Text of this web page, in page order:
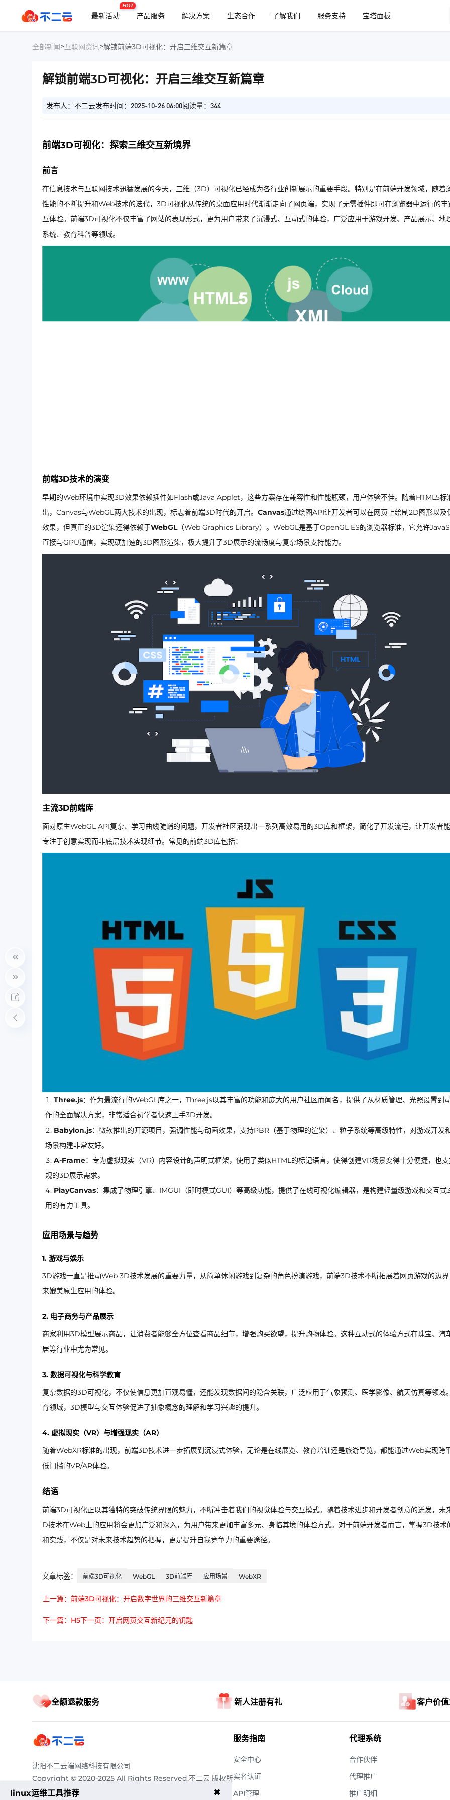
最新活动
HOT
产品服务 解决方案 生态合作 了解我们 服务支持 宝塔面板
全部新闻>互联网资讯>解锁前端3D可视化：开启三维交互新篇章
解锁前端3D可视化：开启三维交互新篇章
发布人：不二云发布时间：2025-10-26 06:00阅读量：344
前端3D可视化：探索三维交互新境界
前言
在信息技术与互联网技术迅猛发展的今天，三维（3D）可视化已经成为各行业创新展示的重要手段。特别是在前端开发领域，随着
性能的不断提升和Web技术的迭代，3D可视化从传统的桌面应用时代渐渐走向了网页端，实现了无需插件即可在浏览器中运行的丰
互体验。前端3D可视化不仅丰富了网站的表现形式，更为用户带来了沉浸式、互动式的体验，广泛应用于游戏开发、产品展示、地
系统、教育科普等领域。
前端3D技术的演变
早期的Web环境中实现3D效果依赖插件如Flash或Java Applet，这些方案存在兼容性和性能瓶颈，用户体验不佳。随着HTML5标
出，Canvas与WebGL两大技术的出现，标志着前端3D时代的开启。 Canvas通过绘图API让开发者可以在网页上绘制2D图形以及
效果，但真正的3D渲染还得依赖于WebGL（Web Graphics Library）。WebGL是基于OpenGL ES的浏览器标准，它允许
直接与GPU通信，实现硬加速的3D图形渲染，极大提升了3D展示的流畅度与复杂场景支持能力。
主流3D前端库
面对原生WebGL API复杂、学习曲线陡峭的问题，开发者社区涌现出一系列高效易用的3D库和框架，简化了开发流程，让开发者
专注于创意实现而非底层技术实现细节。常见的前端3D库包括：
Three.js：作为最流行的WebGL库之一，Three.js以其丰富的功能和庞大的用户社区而闻名，提供了从材质管理、光照设置到
作的全面解决方案，非常适合初学者快速上手3D开发。
Babylon.js：微软推出的开源项目，强调性能与动画效果，支持PBR（基于物理的渲染）、粒子系统等高级特性，对游戏开发
场景构建非常友好。
A-Frame：专为虚拟现实（VR）内容设计的声明式框架，使用了类似HTML的标记语言，使得创建VR场景变得十分便捷，也
规的3D展示需求。
PlayCanvas：集成了物理引擎、IMGUI（即时模式GUI）等高级功能，提供了在线可视化编辑器，是构建轻量级游戏和交互式
用的有力工具。
应用场景与趋势
1. 游戏与娱乐
3D游戏一直是推动Web 3D技术发展的重要力量，从简单休闲游戏到复杂的角色扮演游戏，前端3D技术不断拓展着网页游戏的边
来媲美原生应用的体验。
2. 电子商务与产品展示
商家利用3D模型展示商品，让消费者能够全方位查看商品细节，增强购买欲望，提升购物体验。这种互动式的体验方式在珠宝、汽
居等行业中尤为常见。
3. 数据可视化与科学教育
复杂数据的3D可视化，不仅使信息更加直观易懂，还能发现数据间的隐含关联，广泛应用于气象预测、医学影像、航天仿真等领域
育领域，3D模型与交互体验促进了抽象概念的理解和学习兴趣的提升。
4. 虚拟现实（VR）与增强现实（AR）
随着WebXR标准的出现，前端3D技术进一步拓展到沉浸式体验，无论是在线展览、教育培训还是旅游导览，都能通过Web实现跨
低门槛的VR/AR体验。
结语
前端3D可视化正以其独特的突破传统界限的魅力，不断冲击着我们的视觉体验与交互模式。随着技术进步和开发者创意的迸发，未
D技术在Web上的应用将会更加广泛和深入，为用户带来更加丰富多元、身临其境的体验方式。对于前端开发者而言，掌握3D技术
和实践，不仅是对未来技术趋势的把握，更是提升自我竞争力的重要途径。
文章标签： 前端3D可视化 WebGL 3D前端库 应用场景 WebXR
上一篇：前端3D可视化：开启数字世界的三维交互新篇章
下一篇：H5下一页：开启网页交互新纪元的钥匙
全额退款服务 新人注册有礼 客户价
沈阳不二云端网络科技有限公司
Copyright © 2020-2025 All Rights Reserved.不二云 版权所
有
服务指南
安全中心
实名认证
API管理
代理系统
合作伙伴
代理推广
推广明细
linux运维工具推荐 ✖